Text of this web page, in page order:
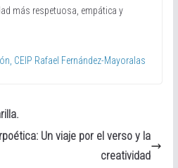
más respetuosa, empática y
CEIP Rafael Fernández-Mayoralas
Un viaje por el verso y la
creatividad